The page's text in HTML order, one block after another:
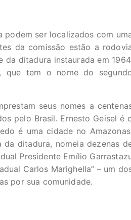
podem ser localizados com
da comissão estão a
da ditadura instaurada em
que tem o nome do
seus nomes a
pelo Brasil. Ernesto Geisel é
é uma cidade no
ditadura, nomeia dezenas
Presidente Emílio
Carlos Marighella” – um
por sua comunidade.